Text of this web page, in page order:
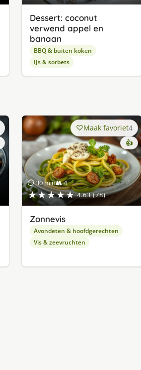
Dessert: coconut
verwend appel en
banaan
BBQ & buiten koken
IJs & sorbets
⏱ 30 min👥 4
★★★★★ 4.63 (78)
Maak favoriet4
👍
Zonnevis
Avondeten & hoofdgerechten
Vis & zeevruchten